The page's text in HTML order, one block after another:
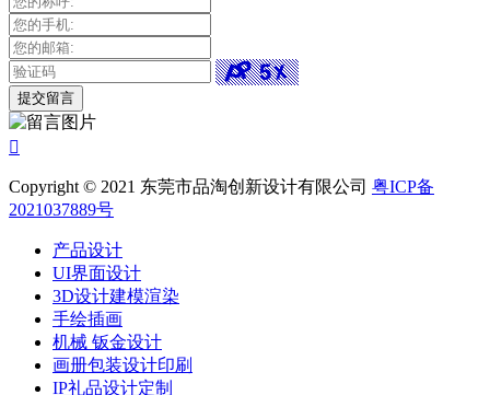

Copyright © 2021 东莞市品淘创新设计有限公司 粤ICP备
2021037889号
产品设计
UI界面设计
3D设计建模渲染
手绘插画
机械 钣金设计
画册包装设计印刷
IP礼品设计定制